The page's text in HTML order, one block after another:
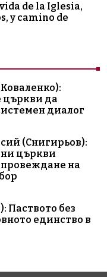
de la Iglesia,
y camino de
църкви да
диалог
(Снигирьов):
църкви
провеждане на
Паството без
единство в